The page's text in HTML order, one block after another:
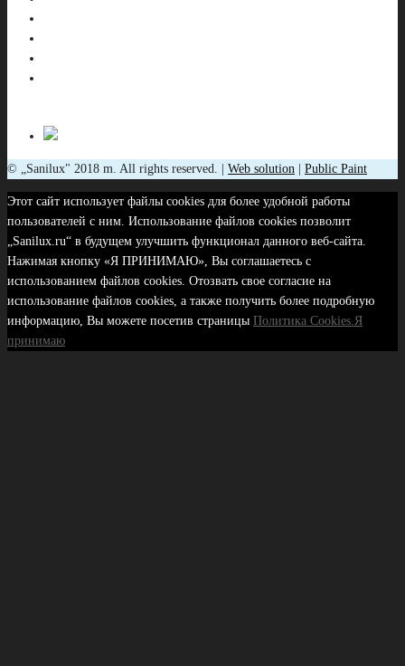
© „Sanilux" 2018 m. All rights reserved. | Web solution Public Paint
Этот сайт использует файлы cookies для более удобной работы
пользователей с ним. Использование файлов cookies позволит
„Sanilux.ru“ в будущем улучшить функционал данного веб-сайта.
Нажимая кнопку «Я ПРИНИМАЮ», Вы соглашаетесь с
использованием файлов cookies. Отозвать свое согласие на
использование файлов cookies, а также получить более подробную
информацию, Вы можете посетив страницы Политика Cookies.Я
принимаю